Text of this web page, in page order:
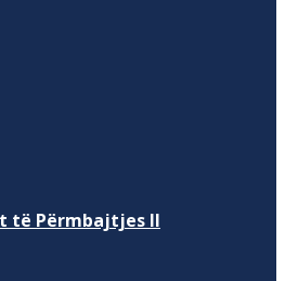
të Përmbajtjes II